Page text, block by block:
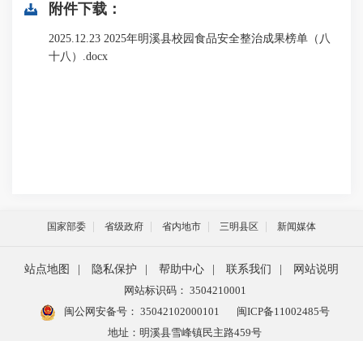
附件下载：
2025.12.23 2025年明溪县校园食品安全整治成果榜单（八
十八）.docx
国家部委 省级政府 省内地市 三明县区 新闻媒体
站点地图 隐私保护 帮助中心 联系我们
网站说明
网站标识码： 3504210001
闽公网安备号： 35042102000101
闽ICP备11002485号
地址：明溪县雪峰镇民主路459号